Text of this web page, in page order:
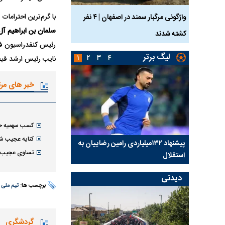
با گرم‌ترین
سلمان بن ابراهیم
رئیس کنفدراسیون
نایب رئیس ارشد
خبر های
کسب سهمیه
کنایه عجیب
تساوی عجیب
برچسب ها: تیم
گردشگری
واژگونی مرگبار سمند در اصفهان | ۴ نفر
کشته شدند
عکس| ماجرای کشف
توسط حیوانات خورده
لیگ برتر
پیشنهاد ۱۳۲میلیاردی رامین رضاییان به
استقلال
بازگشت اندونگ به
هافبک گابنی در
۱ ۲ ۳ ۴
دیدنی